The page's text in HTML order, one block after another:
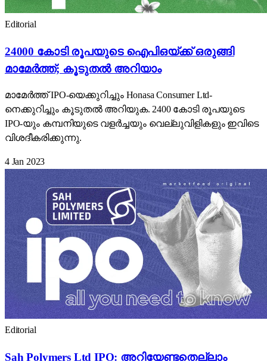
Editorial
24000 കോടി രൂപയുടെ ഐപിഒയ്ക്ക് ഒരുങ്ങി
മാമേർത്ത്; കൂടുതൽ അറിയാം
മാമേർത്ത് IPO-യെക്കുറിച്ചും Honasa Consumer Ltd-
നെക്കുറിച്ചും കൂടുതൽ അറിയുക. 2400 കോടി രൂപയുടെ
IPO-യും കമ്പനിയുടെ വളർച്ചയും വെല്ലുവിളികളും ഇവിടെ
വിശദീകരിക്കുന്നു.
4 Jan 2023
Editorial
Sah Polymers Ltd IPO: അറിയേണ്ടതെല്ലാം